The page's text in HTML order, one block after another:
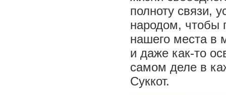
полноту связи,
народом, чтобы
нашего места в
и даже как-то
самом деле в
Суккот.